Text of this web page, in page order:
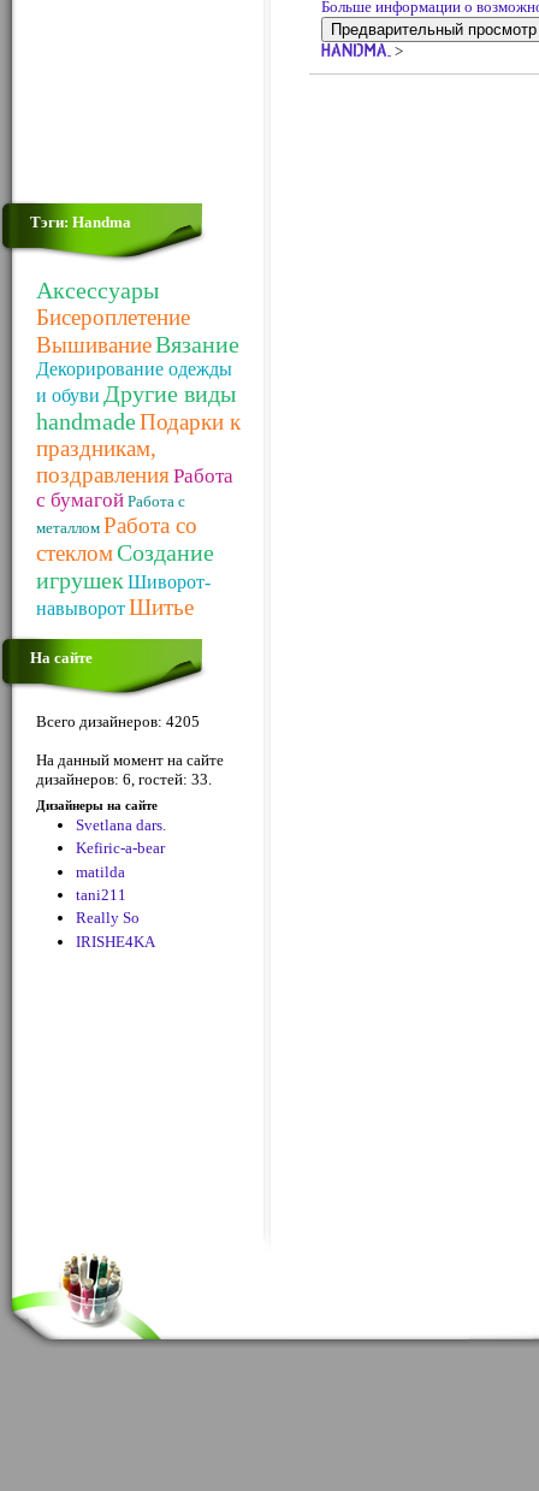
Тэги: Handma
Аксессуары
Бисероплетение
ВышиваниеВязание
Декорирование одежды
и обуви Другие виды
handmadeПодарки к
праздникам,
поздравленияРабота
с бумагой Работа с
металлом Работа со
стекломСоздание
игрушек Шиворот-
навыворотШитье
На сайте
Всего дизайнеров: 4205
На данный момент на сайте
дизайнеров: 6, гостей: 33.
Дизайнеры на сайте
Svetlana dars.
Kefiric-a-bear
matilda
tani211
Really So
IRISHE4KA
Больше информации о
>